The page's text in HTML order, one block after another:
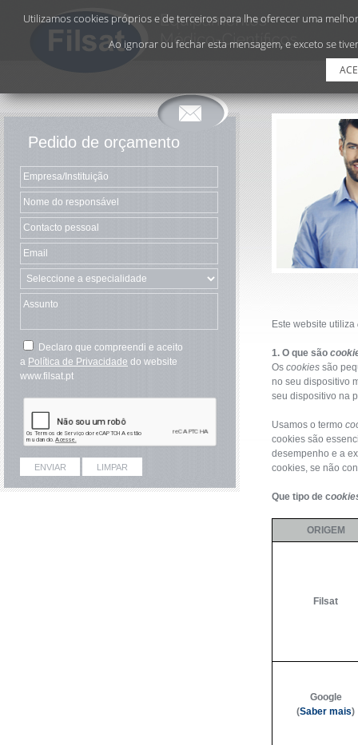
Pedido de orçamento
Declaro que compreendi e aceito
a Política de Privacidade do website
www.filsat.pt
Este website utiliza
1. O que são
Os cookies são
no seu dispositivo
seu dispositivo na
Usamos o termo
cookies são
desempenho e a
cookies, se não
Que tipo de c
ORIGEM
Filsat
Google
(Saber mais)
Utilizamos cookies próprios e de terceiros para lhe oferecer uma
Ao ignorar ou fechar esta mensagem, e exceto se